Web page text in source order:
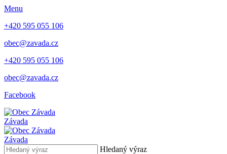
Menu
+420 595 055 106
obec@zavada.cz
+420 595 055 106
obec@zavada.cz
Facebook
Závada
Závada
Hledaný výraz